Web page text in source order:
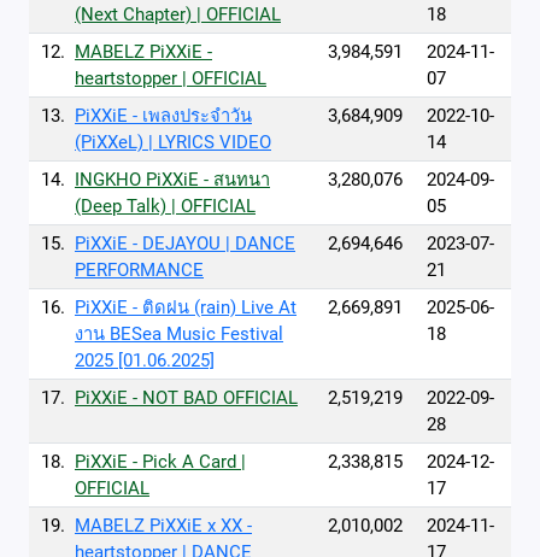
(Next Chapter) | OFFICIAL
18
12. MABELZ PiXXiE -
heartstopper | OFFICIAL
3,984,591
2024-11-
07
13. PiXXiE - เพลงประจำวัน
(PiXXeL) | LYRICS VIDEO
3,684,909
2022-10-
14
14. INGKHO PiXXiE - สนทนา
(Deep Talk) | OFFICIAL
3,280,076
2024-09-
05
15. PiXXiE - DEJAYOU | DANCE
PERFORMANCE
2,694,646
2023-07-
21
16. PiXXiE - ติดฝน (rain) Live At
งาน BESea Music Festival
2025 [01.06.2025]
2,669,891
2025-06-
18
17. PiXXiE - NOT BAD OFFICIAL 2,519,219
2022-09-
28
18. PiXXiE - Pick A Card |
OFFICIAL
2,338,815
2024-12-
17
19. MABELZ PiXXiE x XX -
heartstopper | DANCE
2,010,002
2024-11-
17